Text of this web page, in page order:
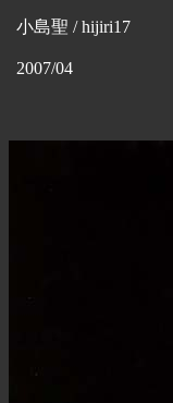
小島聖 / hijiri17
2007/04